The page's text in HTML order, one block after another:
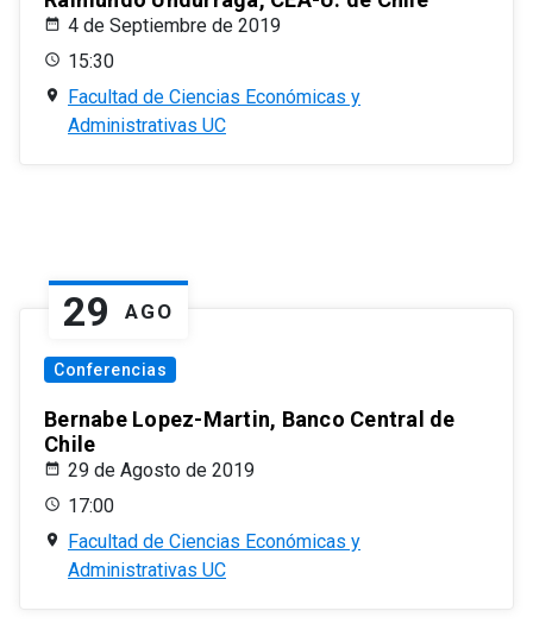
4 de Septiembre de 2019
15:30
Facultad de Ciencias Económicas y
Administrativas UC
29 AGO
Conferencias
Bernabe Lopez-Martin, Banco Central de
Chile
29 de Agosto de 2019
17:00
Facultad de Ciencias Económicas y
Administrativas UC